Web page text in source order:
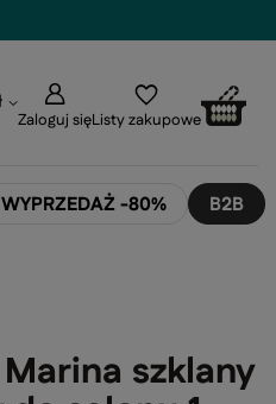
Zaloguj sięListy zakupowe
WYPRZEDAŻ -80% B2B
szklany